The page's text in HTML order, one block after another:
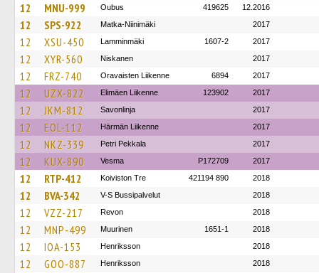
12 MNU-999 Oubus 419625 12.2016
12 SPS-922 Matka-Niinimäki 2017
12 XSU-450 Lamminmäki 1607-2 2017
12 XYR-560 Niskanen 2017
12 FRZ-740 Oravaisten Liikenne 6894 2017
12 UZX-822 Elimäen Liikenne 123902 2017
12 JKM-812 Savonlinja 2017
12 EOL-112 Härmän Liikenne 2017
12 NKZ-339 Petri Pekkala 2017
12 KUX-890 Vesma P172709 2017
12 RTP-412 Koiviston Tre 421194 890 2018
12 BVA-342 V-S Bussipalvelut 2018
12 VZZ-217 Revon 2018
12 MNP-499 Muurinen 1651-1 2018
12 IOA-153 Henriksson 2018
12 GOO-887 Henriksson 2018